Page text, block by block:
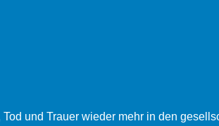
und Trauer wieder mehr in den